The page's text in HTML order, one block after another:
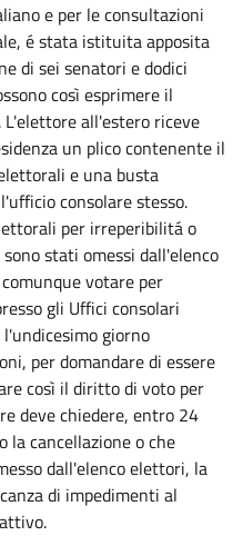
e per le consultazioni
é stata istituita apposita
di sei senatori e dodici
così esprimere il
all'estero riceve
un plico contenente il
e una busta
consolare stesso.
per irreperibilitá o
stati omessi dall'elenco
votare per
gli Uffici consolari
giorno
per domandare di essere
così il diritto di voto per
deve chiedere, entro 24
la cancellazione o che
dall'elenco elettori, la
di impedimenti al